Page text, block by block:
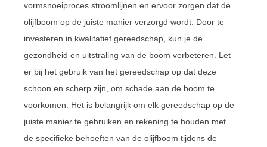
vormsnoeiproces stroomlijnen en ervoor zorgen dat de
olijfboom op de juiste manier verzorgd wordt. Door te
investeren in kwalitatief gereedschap, kun je de
gezondheid en uitstraling van de boom verbeteren. Let
er bij het gebruik van het gereedschap op dat deze
schoon en scherp zijn, om schade aan de boom te
voorkomen. Het is belangrijk om elk gereedschap op de
juiste manier te gebruiken en rekening te houden met
de specifieke behoeften van de olijfboom tijdens de